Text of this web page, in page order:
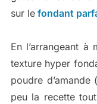
sur lefondant
En l’arrangeant à
texture hyper
poudre
peu la recette